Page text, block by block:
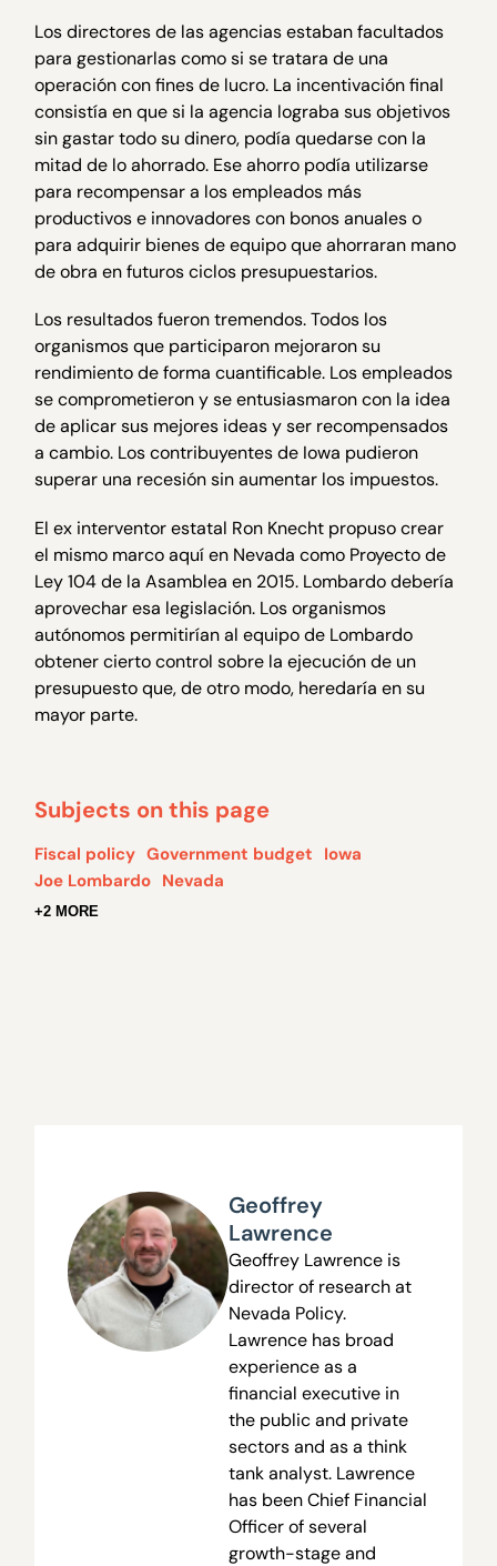
Los directores de las agencias estaban facultados
para gestionarlas como si se tratara de una
operación con fines de lucro. La incentivación final
consistía en que si la agencia lograba sus objetivos
sin gastar todo su dinero, podía quedarse con la
mitad de lo ahorrado. Ese ahorro podía utilizarse
para recompensar a los empleados más
productivos e innovadores con bonos anuales o
para adquirir bienes de equipo que ahorraran mano
de obra en futuros ciclos presupuestarios.
Los resultados fueron tremendos. Todos los
organismos que participaron mejoraron su
rendimiento de forma cuantificable. Los empleados
se comprometieron y se entusiasmaron con la idea
de aplicar sus mejores ideas y ser recompensados
a cambio. Los contribuyentes de Iowa pudieron
superar una recesión sin aumentar los impuestos.
El ex interventor estatal Ron Knecht propuso crear
el mismo marco aquí en Nevada como Proyecto de
Ley 104 de la Asamblea en 2015. Lombardo debería
aprovechar esa legislación. Los organismos
autónomos permitirían al equipo de Lombardo
obtener cierto control sobre la ejecución de un
presupuesto que, de otro modo, heredaría en su
mayor parte.
Subjects on this page
Fiscal policy Government budget Iowa
Joe Lombardo Nevada
+2 MORE
Geoffrey
Lawrence
Geoffrey Lawrence is
director of research at
Nevada Policy.
Lawrence has broad
experience as a
financial executive in
the public and private
sectors and as a think
tank analyst. Lawrence
has been Chief Financial
Officer of several
growth-stage and